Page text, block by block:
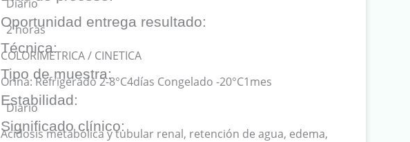
Diario
Oportunidad entrega resultado:
2 horas
Técnica:
COLORIMETRICA / CINETICA
Tipo de muestra:
Orina: Refrigerado 2-8°C4días Congelado -20°C1mes
Estabilidad:
Diario
Significado clínico:
Acidosis metabólica y tubular renal, retención de agua, edema,